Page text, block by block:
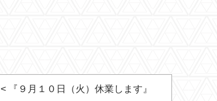
< 『９月１０日（火）休業します』